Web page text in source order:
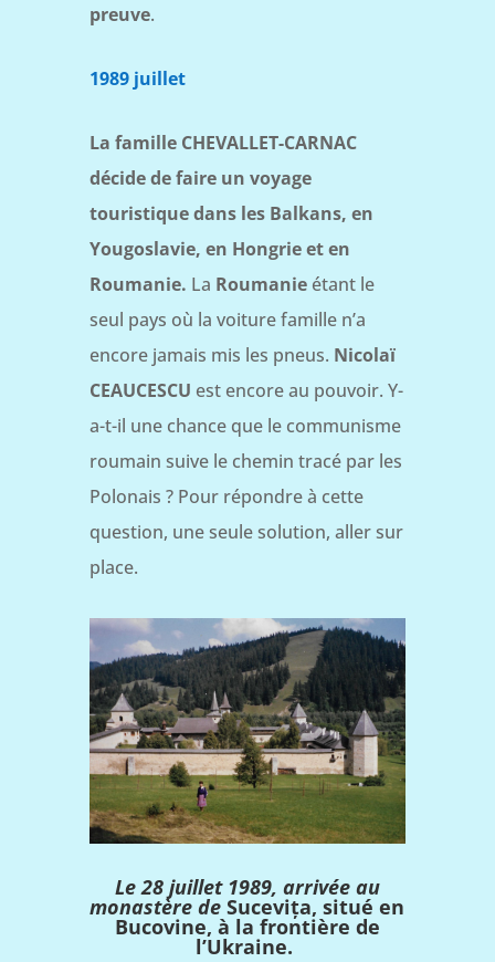
preuve.
1989 juillet
La famille CHEVALLET-CARNAC
décide de faire un voyage
touristique dans les Balkans, en
Yougoslavie, en Hongrie et en
Roumanie. La Roumanieétant le
seul pays où la voiture famille n’a
encore jamais mis les pneus. Nicolaï
CEAUCESCU est encore au pouvoir. Y-
a-t-il une chance que le communisme
roumain suive le chemin tracé par les
Polonais ? Pour répondre à cette
question, une seule solution, aller sur
place.
Le 28 juillet 1989, arrivée au
monastère deSucevița, situé en
Bucovine, à la frontière de
l’Ukraine.